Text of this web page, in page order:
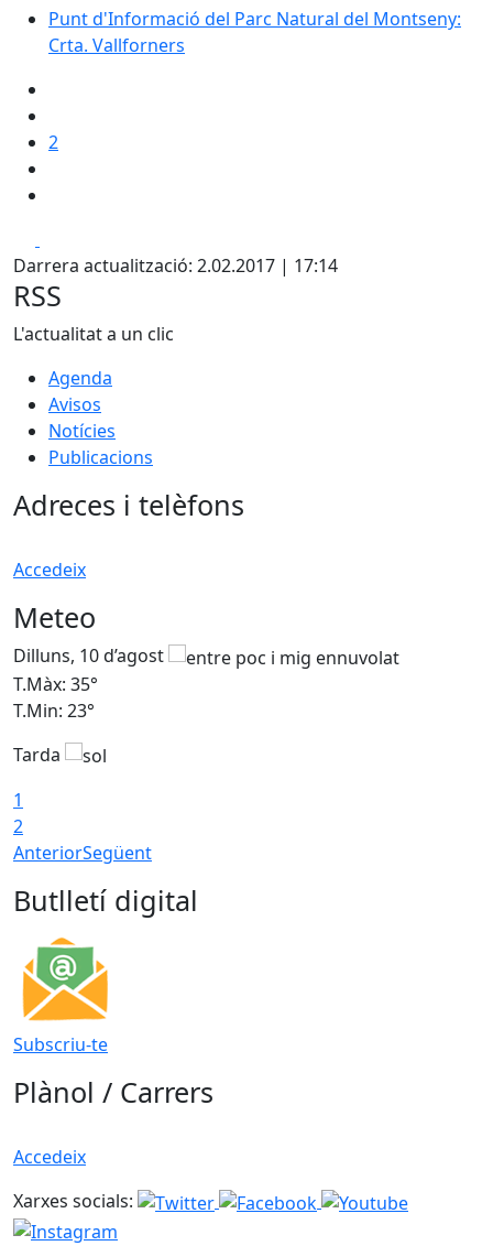
Punt d'Informació del Parc Natural del Montseny:
Punt d'Informació del Parc Natural del Montseny:
Crta. Vallforners
2
Darrera actualització: 2.02.2017 | 17:14
RSS
L'actualitat a un clic
Agenda
Avisos
Notícies
Publicacions
Adreces i telèfons
Accedeix
Meteo
Dilluns, 10 d’agost
T.Màx: 35°
T.Min: 23°
Tarda
1
2
AnteriorSegüent
Butlletí digital
Subscriu-te
Plànol / Carrers
Accedeix
Xarxes socials: